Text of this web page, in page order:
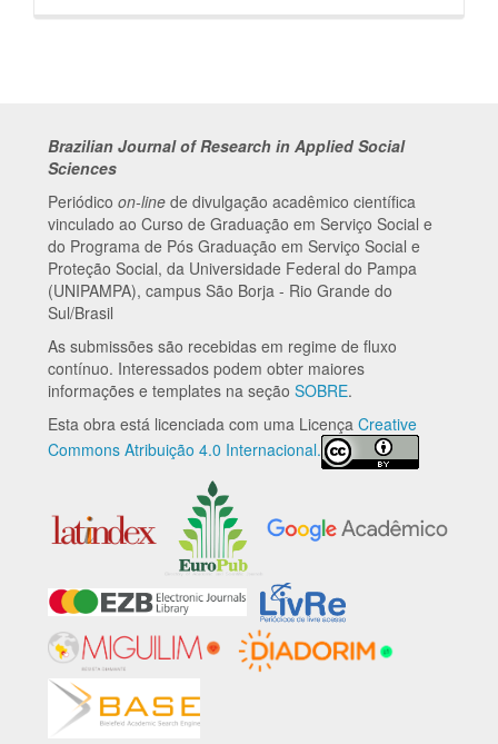
Brazilian Journal of Research in Applied Social
Sciences
Periódico on-line de divulgação acadêmico científica
vinculado ao Curso de Graduação em Serviço Social e
do Programa de Pós Graduação em Serviço Social e
Proteção Social, da Universidade Federal do Pampa
(UNIPAMPA), campus São Borja - Rio Grande do
Sul/Brasil
As submissões são recebidas em regime de fluxo
contínuo. Interessados podem obter maiores
informações e templates na seção SOBRE.
Esta obra está licenciada com uma Licença Creative
Commons Atribuição 4.0 Internacional.